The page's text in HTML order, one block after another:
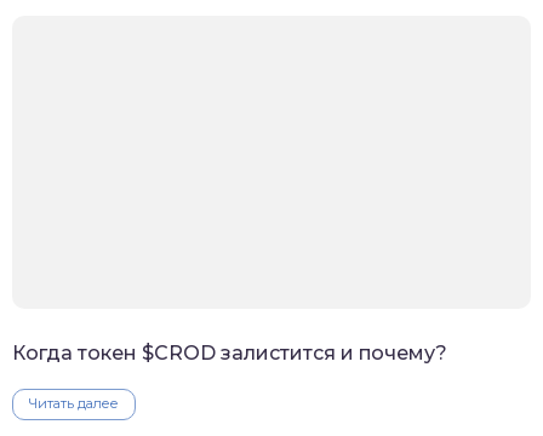
Когда токен $CROD залистится и почему?
Читать далее